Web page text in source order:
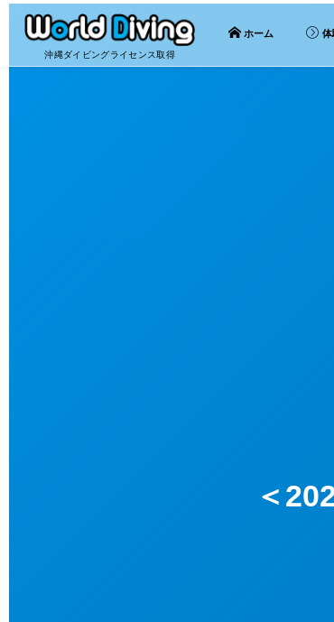
沖縄ダイビングライセンス取得
ホーム 体